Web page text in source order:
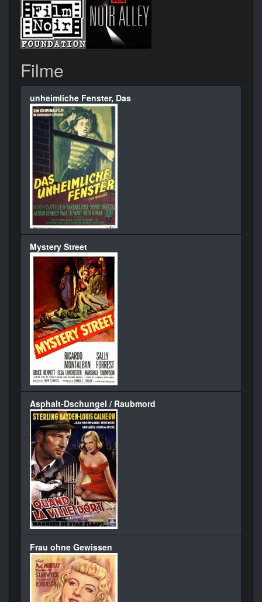
Filme
unheimliche Fenster, Das
Mystery Street
Asphalt-Dschungel / Raubmord
Frau ohne Gewissen